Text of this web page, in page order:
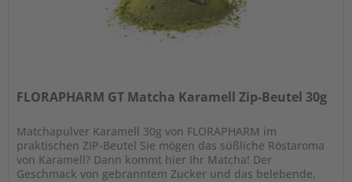
FLORAPHARM GT Matcha Karamell Zip-Beutel 30g
Matchapulver Karamell 30g von FLORAPHARM im
praktischen ZIP-Beutel Sie mögen das süßliche Röstaroma
von Karamell? Dann kommt hier Ihr Matcha! Der
Geschmack von gebranntem Zucker und das belebende,